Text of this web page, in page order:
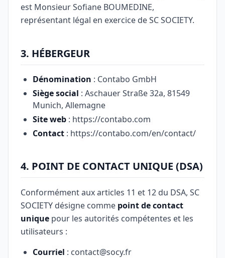
est Monsieur Sofiane BOUMEDINE,
représentant légal en exercice de SC SOCIETY.
3. HÉBERGEUR
Dénomination : Contabo GmbH
Siège social : Aschauer Straße 32a, 81549
Munich, Allemagne
Site web : https://contabo.com
Contact : https://contabo.com/en/contact/
4. POINT DE CONTACT UNIQUE (DSA)
Conformément aux articles 11 et 12 du DSA, SC
SOCIETY désigne comme point de contact
unique pour les autorités compétentes et les
utilisateurs :
Courriel : contact@socy.fr